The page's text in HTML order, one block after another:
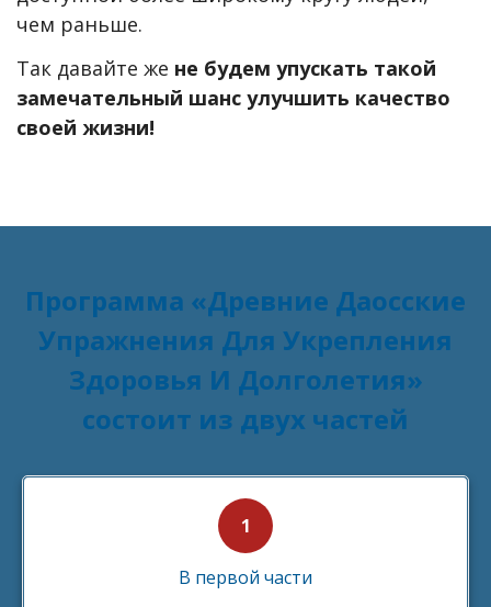
чем раньше.
Так давайте же не будем упускать такой
замечательный шанс улучшить качество
своей жизни!
Программа «Древние Даосские
Упражнения Для Укрепления
Здоровья И Долголетия»
состоит из двух частей
В первой части